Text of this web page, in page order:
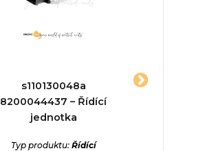
s110130048a
8200044437 – Řídící
jednotka
Typ produktu: Řídící